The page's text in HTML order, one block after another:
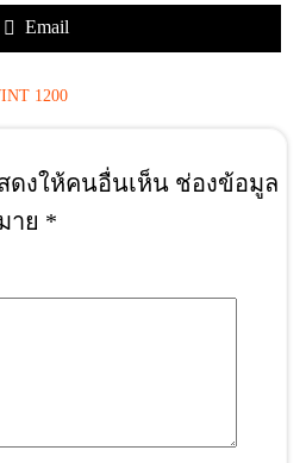
Email
1200
ดงให้คนอื่นเห็น ช่องข้อมูล
าย *